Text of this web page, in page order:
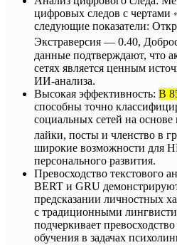
цифровых следов с чертами
следующие показатели:
Экстраверсия — 0.40,
данные подтверждают, что
сетях является ценным
ИИ-анализа.
Высокая эффективность: В
способны точно
социальных сетей на основе
лайки, посты и членство в
широкие возможности для
персонального развития.
Превосходство текстового
BERT и GRU
предсказании личностных
с традиционными
подчеркивает
обучения в задачах